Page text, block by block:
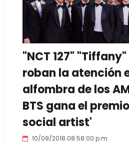
"NCT 127"
roban la atención
alfombra de los
BTS gana el
social artist'
10/09/2018 08:58:00 p.m.